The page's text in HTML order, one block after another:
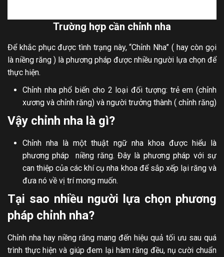
Trường hợp cần chỉnh nha
Để khắc phục được tình trạng này, “Chỉnh Nha” ( hay còn gọi
là niềng răng ) là phương pháp được nhiều người lựa chọn để
thực hiện.
Chỉnh nha phổ biến cho 2 loại đối tượng: trẻ em (chỉnh
xương và chỉnh răng) và người trưởng thành ( chỉnh răng)
Vậy chỉnh nha là gì?
Chỉnh nha là một thuật ngữ nha khoa được hiểu là
phương pháp niềng răng. Đây là phương pháp với sự
can thiệp của các khí cụ nha khoa để sắp xếp lại răng và
đưa nó về vị trí mong muốn.
Tại sao nhiều người lựa chọn phương
pháp chỉnh nha?
Chỉnh nha hay niềng răng mang đến hiệu quả tối ưu sau quá
trình thực hiện và giúp đem lại hàm răng đều, nụ cười chuẩn